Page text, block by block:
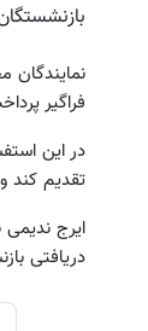
نمایندگان
فراگیر
در این
تقدیم کند
ایرج
دریافتی